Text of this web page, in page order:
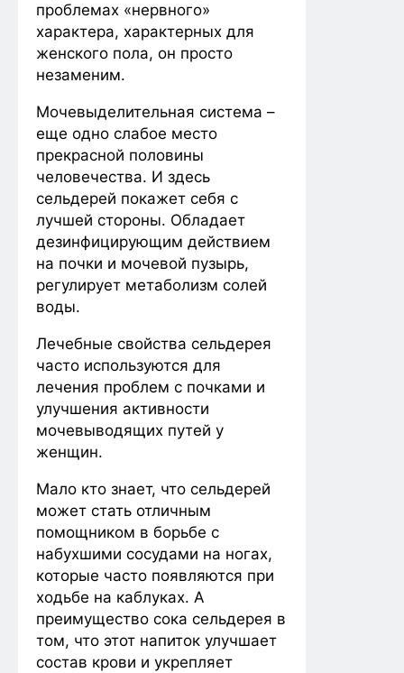
проблемах «нервного»
характера, характерных для
женского пола, он просто
незаменим.
Мочевыделительная система –
еще одно слабое место
прекрасной половины
человечества. И здесь
сельдерей покажет себя с
лучшей стороны. Обладает
дезинфицирующим действием
на почки и мочевой пузырь,
регулирует метаболизм солей
воды.
Лечебные свойства сельдерея
часто используются для
лечения проблем с почками и
улучшения активности
мочевыводящих путей у
женщин.
Мало кто знает, что сельдерей
может стать отличным
помощником в борьбе с
набухшими сосудами на ногах,
которые часто появляются при
ходьбе на каблуках. А
преимущество сока сельдерея в
том, что этот напиток улучшает
состав крови и укрепляет